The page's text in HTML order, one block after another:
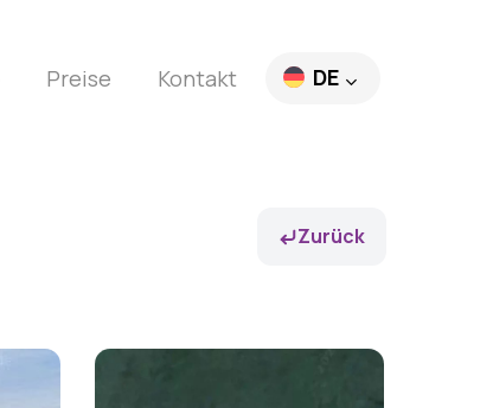
Preise Kontakt DE
FR
Zurück